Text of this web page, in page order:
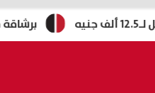
برشاقة ملحوظة..